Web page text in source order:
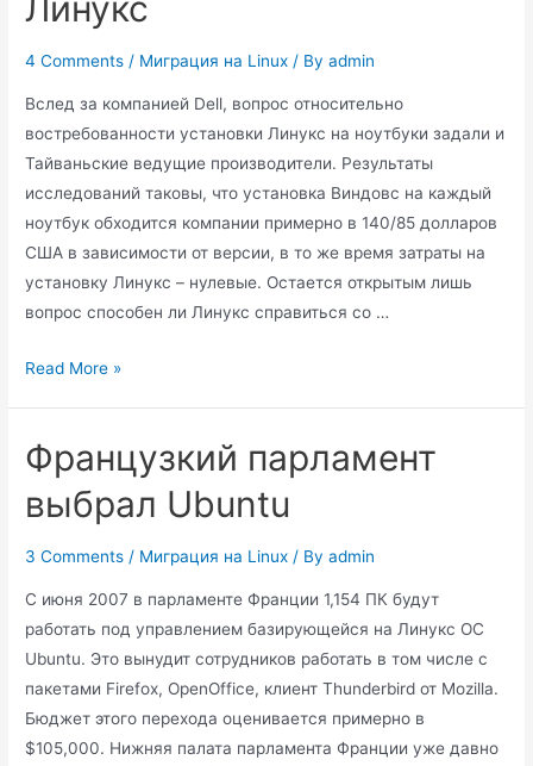
Sharon
Machlis
Линукс
4 Comments / Миграция на Linux / Byadmin
Вслед за компанией Dell, вопрос относительно
востребованности установки Линукс на ноутбуки задали и
Тайваньские ведущие производители. Результаты
исследований таковы, что установка Виндовс на каждый
ноутбук обходится компании примерно в 140/85 долларов
США в зависимости от версии, в то же время затраты на
установку Линукс – нулевые. Остается открытым лишь
вопрос способен ли Линукс справиться со …
Тайваньские
Линукс
Read More »
Французкий парламент
выбрал Ubuntu
3 Comments / Миграция на Linux / Byadmin
С июня 2007 в парламенте Франции 1,154 ПК будут
работать под управлением базирующейся на Линукс ОС
Ubuntu. Это вынудит сотрудников работать в том числе с
пакетами Firefox, OpenOffice, клиент Thunderbird от Mozilla.
Бюджет этого перехода оценивается примерно в
$105,000. Нижняя палата парламента Франции уже давно